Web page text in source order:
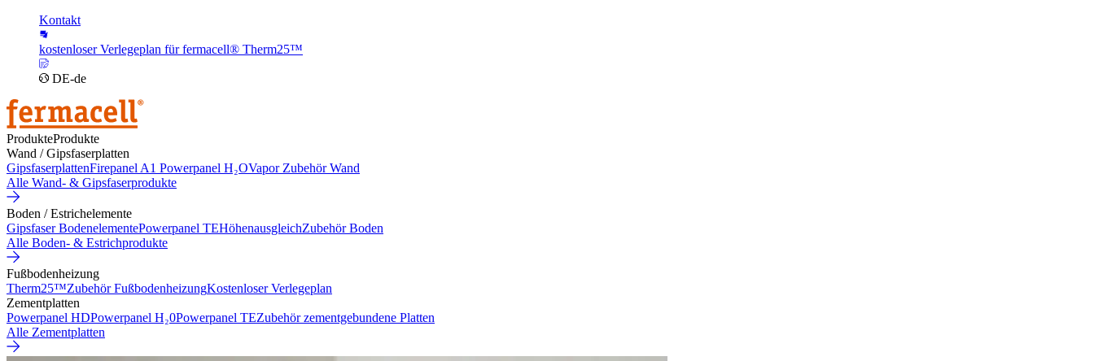
Kontakt
kostenloser Verlegeplan für fermacell® Therm25™
DE-de
ProdukteProdukte
Wand / Gipsfaserplatten
GipsfaserplattenFirepanel A1 Powerpanel H₂OVapor Zubehör Wand
Alle Wand- & Gipsfaserprodukte
Boden / Estrichelemente
Gipsfaser BodenelementePowerpanel TEHöhenausgleichZubehör Boden
Alle Boden- & Estrichprodukte
Fußbodenheizung
Therm25™Zubehör FußbodenheizungKostenloser Verlegeplan
Zementplatten
Powerpanel HDPowerpanel H₂0Powerpanel TEZubehör zementgebundene Platten
Alle Zementplatten